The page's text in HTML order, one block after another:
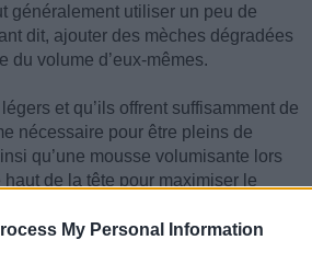
My Personal Information
généralement utiliser un peu de
dit, ajouter des mèches dégradées
du volume d’eux-mêmes.
et qu’ils offrent suffisamment de
nécessaire pour être pleins de
qu’une mousse volumisante lors
de la tête pour maximiser le
légèrement échelonnée à l’arrière